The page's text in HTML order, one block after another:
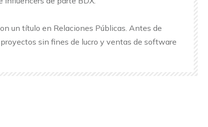
un título en Relaciones Públicas. Antes de
sin fines de lucro y ventas de software